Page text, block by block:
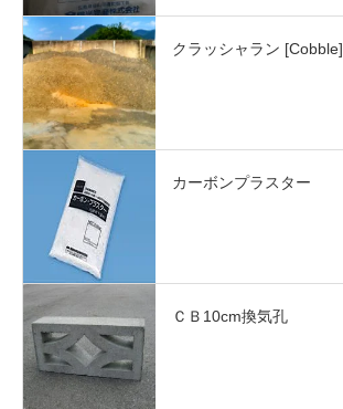
クラッシャラン [Cobble]
カーボンプラスター
ＣＢ10cm換気孔